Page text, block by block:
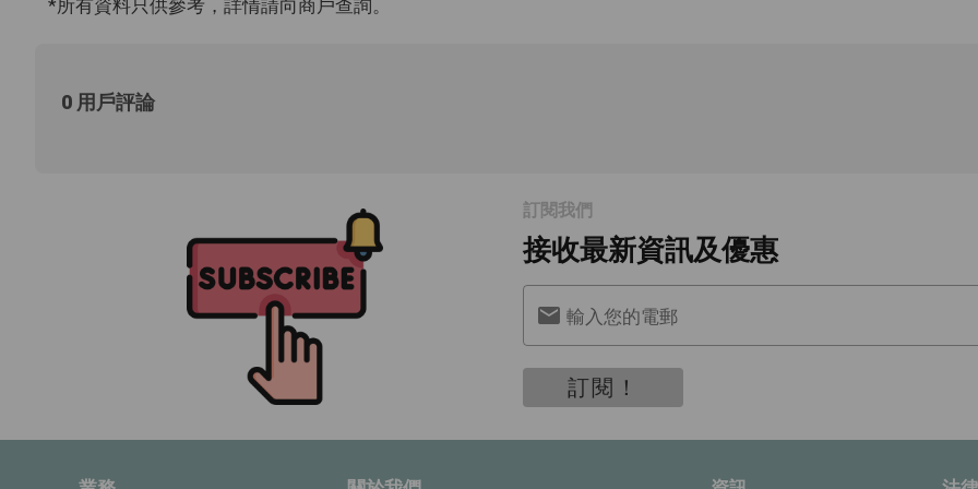
*所有資料只供參考，詳情請向商戶查詢。
0 用戶評論
訂閱我們
接收最新資訊及優惠
輸入您的電郵
訂閱！